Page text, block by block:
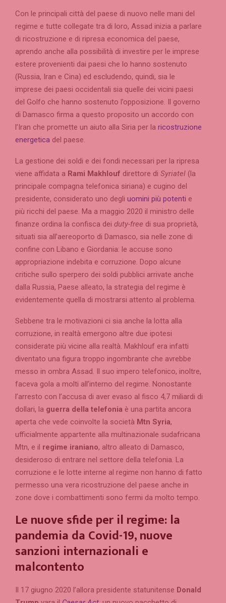
Con le principali città del paese di nuovo nelle mani del
regime e tutte collegate tra di loro, Assad inizia a parlare
di ricostruzione e di ripresa economica del paese,
aprendo anche alla possibilità di investire per le imprese
estere provenienti dai paesi che lo hanno sostenuto
(Russia, Iran e Cina) ed escludendo, quindi, sia le
imprese dei paesi occidentali sia quelle dei vicini paesi
del Golfo che hanno sostenuto l’opposizione. Il governo
di Damasco firma a questo proposito un accordo con
l’Iran che promette un aiuto alla Siria per la ricostruzione
energetica del paese.
La gestione dei soldi e dei fondi necessari per la ripresa
viene affidata a Rami Makhlouf direttore di Syriatel (la
principale compagna telefonica siriana) e cugino del
presidente, considerato uno degli uomini più potenti e
più ricchi del paese. Ma a maggio 2020 il ministro delle
finanze ordina la confisca dei duty-free di sua proprietà,
situati sia all’aereoporto di Damasco, sia nelle zone di
confine con Libano e Giordania: le accuse sono
appropriazione indebita e corruzione. Dopo alcune
critiche sullo sperpero dei soldi pubblici arrivate anche
dalla Russia, Paese alleato, la strategia del regime è
evidentemente quella di mostrarsi attento al problema.
Sebbene tra le motivazioni ci sia anche la lotta alla
corruzione, in realtà emergono altre due ipotesi
considerate più vicine alla realtà. Makhlouf era infatti
diventato una figura troppo ingombrante che avrebbe
messo in ombra Assad. Il suo impero telefonico, inoltre,
faceva gola a molti all’interno del regime. Nonostante
l’arresto con l’accusa di aver evaso al fisco 4,7 miliardi di
dollari, la guerra della telefonia è una partita ancora
aperta che vede coinvolte la società Mtn Syria,
ufficialmente appartente alla multinazionale sudafricana
Mtn, e il regime iraniano, altro alleato di Damasco,
desideroso di entrare nel settore della telefonia. La
corruzione e le lotte interne al regime non hanno di fatto
permesso una vera ricostruzione del paese anche in
zone dove i combattimenti sono fermi da molto tempo.
Le nuove sfide per il regime: la
pandemia da Covid-19, nuove
sanzioni internazionali e
malcontento
Il 17 giugno 2020 l’allora presidente statunitense Donald